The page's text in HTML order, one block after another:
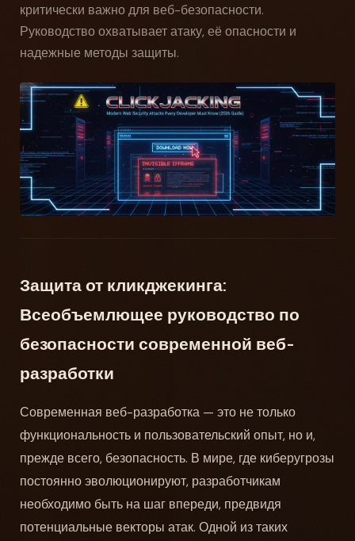
критически важно для веб-безопасности.
Руководство охватывает атаку, её опасности и
надежные методы защиты.
Защита от кликджекинга:
Всеобъемлющее руководство по
безопасности современной веб-
разработки
Современная веб-разработка — это не только
функциональность и пользовательский опыт, но и,
прежде всего, безопасность. В мире, где киберугрозы
постоянно эволюционируют, разработчикам
необходимо быть на шаг впереди, предвидя
потенциальные векторы атак. Одной из таких